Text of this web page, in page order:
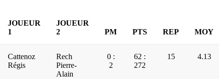
JOUEUR
1
JOUEUR
2
PM PTS REP MOY
Cattenoz
Régis
Rech
Pierre-
Alain
0 :
2
62 :
272
15 4.13